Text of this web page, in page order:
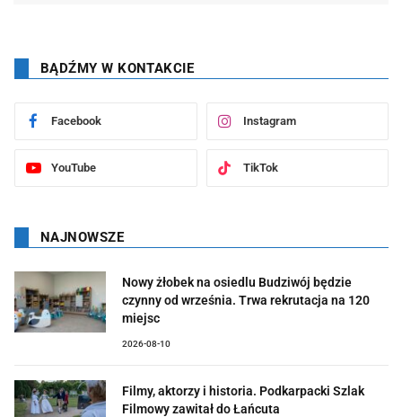
BĄDŹMY W KONTAKCIE
Facebook Instagram
YouTube TikTok
NAJNOWSZE
Nowy żłobek na osiedlu Budziwój będzie
czynny od września. Trwa rekrutacja na 120
miejsc
2026-08-10
Filmy, aktorzy i historia. Podkarpacki Szlak
Filmowy zawitał do Łańcuta